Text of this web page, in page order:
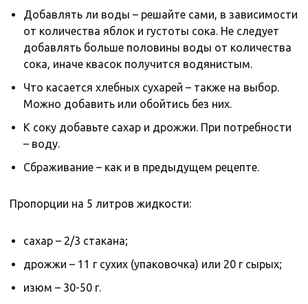
Добавлять ли воды – решайте сами, в зависимости
от количества яблок и густоты сока. Не следует
добавлять больше половины воды от количества
сока, иначе квасок получится водянистым.
Что касается хлебных сухарей – также на выбор.
Можно добавить или обойтись без них.
К соку добавьте сахар и дрожжи. При потребности
– воду.
Сбраживание – как и в предыдущем рецепте.
Пропорции на 5 литров жидкости:
сахар – 2/3 стакана;
дрожжи – 11 г сухих (упаковочка) или 20 г сырых;
изюм – 30-50 г.